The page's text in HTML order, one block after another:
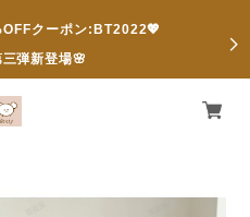
クーポン:BT2022💖
弾新登場🌸